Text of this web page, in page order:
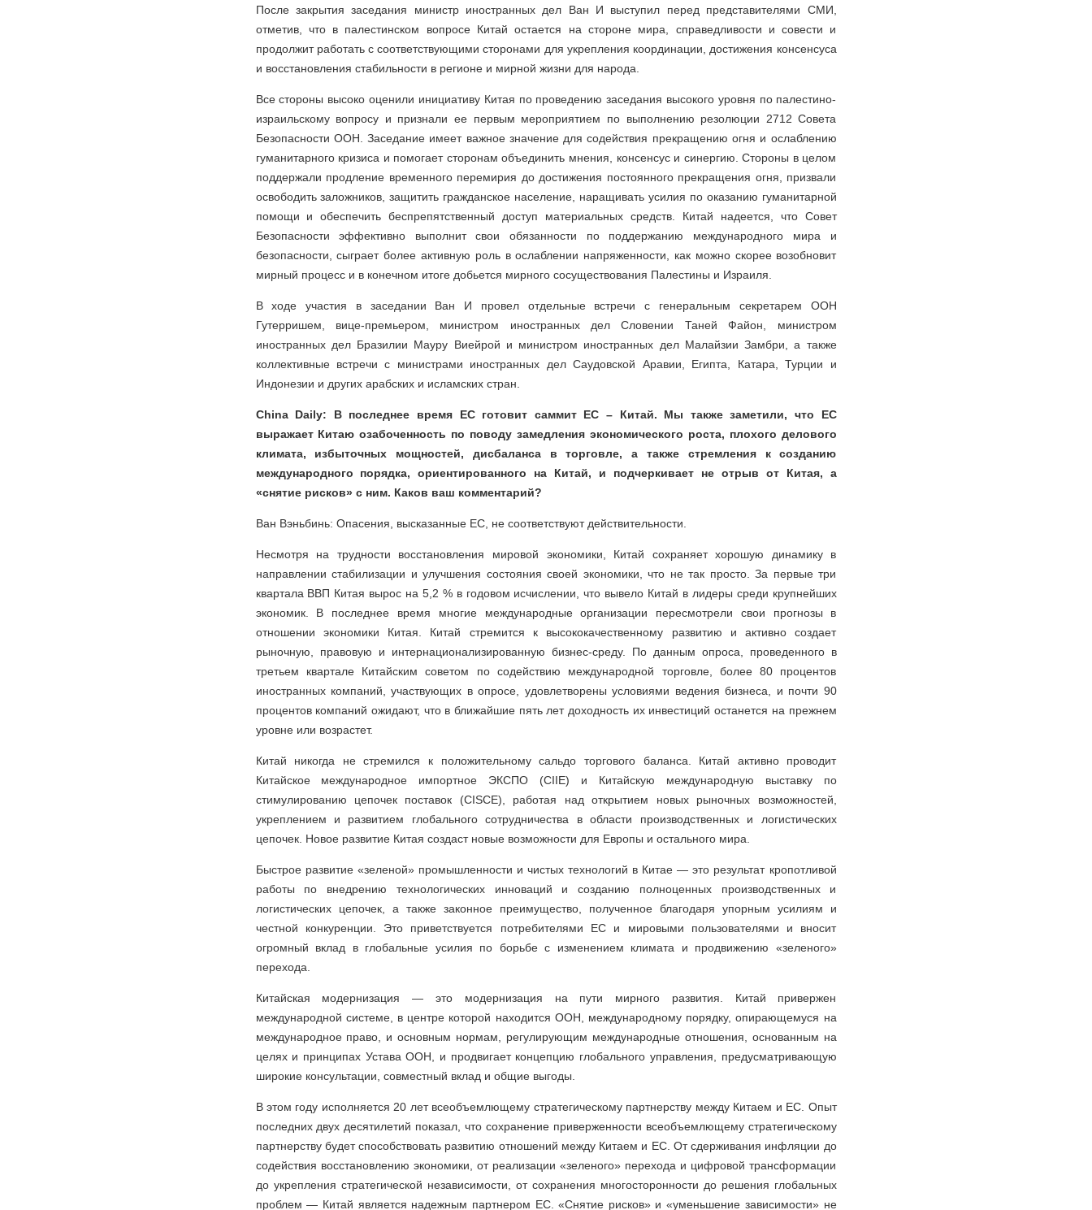
После закрытия заседания министр иностранных дел Ван И выступил перед представителями СМИ,
отметив, что в палестинском вопросе Китай остается на стороне мира, справедливости и совести и
продолжит работать с соответствующими сторонами для укрепления координации, достижения консенсуса
и восстановления стабильности в регионе и мирной жизни для народа.
Все стороны высоко оценили инициативу Китая по проведению заседания высокого уровня по палестино-
израильскому вопросу и признали ее первым мероприятием по выполнению резолюции 2712 Совета
Безопасности ООН. Заседание имеет важное значение для содействия прекращению огня и ослаблению
гуманитарного кризиса и помогает сторонам объединить мнения, консенсус и синергию. Стороны в целом
поддержали продление временного перемирия до достижения постоянного прекращения огня, призвали
освободить заложников, защитить гражданское население, наращивать усилия по оказанию гуманитарной
помощи и обеспечить беспрепятственный доступ материальных средств. Китай надеется, что Совет
Безопасности эффективно выполнит свои обязанности по поддержанию международного мира и
безопасности, сыграет более активную роль в ослаблении напряженности, как можно скорее возобновит
мирный процесс и в конечном итоге добьется мирного сосуществования Палестины и Израиля.
В ходе участия в заседании Ван И провел отдельные встречи с генеральным секретарем ООН
Гутерришем, вице-премьером, министром иностранных дел Словении Таней Файон, министром
иностранных дел Бразилии Мауру Виейрой и министром иностранных дел Малайзии Замбри, а также
коллективные встречи с министрами иностранных дел Саудовской Аравии, Египта, Катара, Турции и
Индонезии и других арабских и исламских стран.
China Daily: В последнее время ЕС готовит саммит ЕС – Китай. Мы также заметили, что ЕС
выражает Китаю озабоченность по поводу замедления экономического роста, плохого делового
климата, избыточных мощностей, дисбаланса в торговле, а также стремления к созданию
международного порядка, ориентированного на Китай, и подчеркивает не отрыв от Китая, а
«снятие рисков» с ним. Каков ваш комментарий?
Ван Вэньбинь: Опасения, высказанные ЕС, не соответствуют действительности.
Несмотря на трудности восстановления мировой экономики, Китай сохраняет хорошую динамику в
направлении стабилизации и улучшения состояния своей экономики, что не так просто. За первые три
квартала ВВП Китая вырос на 5,2 % в годовом исчислении, что вывело Китай в лидеры среди крупнейших
экономик. В последнее время многие международные организации пересмотрели свои прогнозы в
отношении экономики Китая. Китай стремится к высококачественному развитию и активно создает
рыночную, правовую и интернационализированную бизнес-среду. По данным опроса, проведенного в
третьем квартале Китайским советом по содействию международной торговле, более 80 процентов
иностранных компаний, участвующих в опросе, удовлетворены условиями ведения бизнеса, и почти 90
процентов компаний ожидают, что в ближайшие пять лет доходность их инвестиций останется на прежнем
уровне или возрастет.
Китай никогда не стремился к положительному сальдо торгового баланса. Китай активно проводит
Китайское международное импортное ЭКСПО (CIIE) и Китайскую международную выставку по
стимулированию цепочек поставок (CISCE), работая над открытием новых рыночных возможностей,
укреплением и развитием глобального сотрудничества в области производственных и логистических
цепочек. Новое развитие Китая создаст новые возможности для Европы и остального мира.
Быстрое развитие «зеленой» промышленности и чистых технологий в Китае — это результат кропотливой
работы по внедрению технологических инноваций и созданию полноценных производственных и
логистических цепочек, а также законное преимущество, полученное благодаря упорным усилиям и
честной конкуренции. Это приветствуется потребителями ЕС и мировыми пользователями и вносит
огромный вклад в глобальные усилия по борьбе с изменением климата и продвижению «зеленого»
перехода.
Китайская модернизация — это модернизация на пути мирного развития. Китай привержен
международной системе, в центре которой находится ООН, международному порядку, опирающемуся на
международное право, и основным нормам, регулирующим международные отношения, основанным на
целях и принципах Устава ООН, и продвигает концепцию глобального управления, предусматривающую
широкие консультации, совместный вклад и общие выгоды.
В этом году исполняется 20 лет всеобъемлющему стратегическому партнерству между Китаем и ЕС. Опыт
последних двух десятилетий показал, что сохранение приверженности всеобъемлющему стратегическому
партнерству будет способствовать развитию отношений между Китаем и ЕС. От сдерживания инфляции до
содействия восстановлению экономики, от реализации «зеленого» перехода и цифровой трансформации
до укрепления стратегической независимости, от сохранения многосторонности до решения глобальных
проблем — Китай является надежным партнером ЕС. «Снятие рисков» и «уменьшение зависимости» не